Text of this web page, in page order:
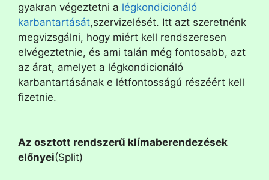
gyakran végeztetni a légkondicionáló
karbantartását,szervizelését. Itt azt szeretnénk
megvizsgálni, hogy miért kell rendszeresen
elvégeztetnie, és ami talán még fontosabb, azt
az árat, amelyet a légkondicionáló
karbantartásának e létfontosságú részéért kell
fizetnie.
Az osztott rendszerű klímaberendezések
előnyei(Split)